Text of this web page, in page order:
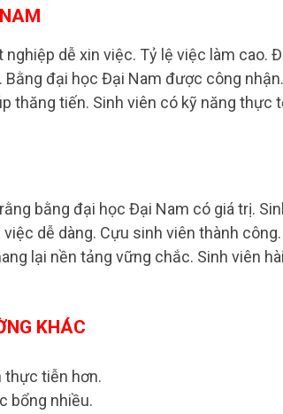
dễ xin việc. Tỷ lệ việc làm cao.
đại học Đại Nam được công nhận.
thăng tiến. Sinh viên có kỹ năng thực
bằng đại học Đại Nam có giá trị.
dễ dàng. Cựu sinh viên thành công.
lại nền tảng vững chắc. Sinh viên hài
KHÁC
thực tiễn hơn.
bổng nhiều.